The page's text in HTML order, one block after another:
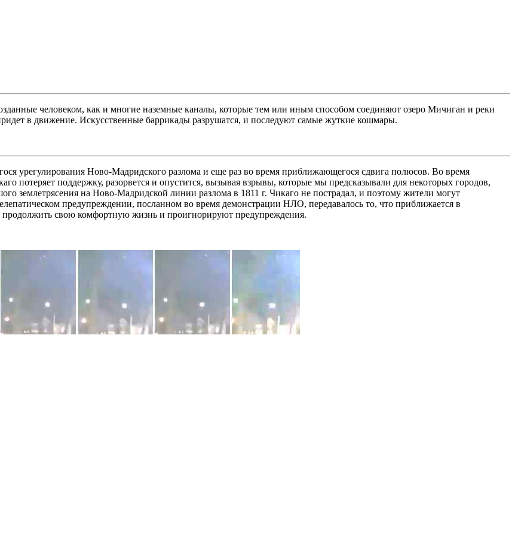
человеком, как и многие наземные каналы, которые тем или иным способом соединяют озеро Мичиган и реки
в движение. Искусственные баррикады разрушатся, и последуют самые жуткие кошмары.
урегулирования Ново-Мадридского разлома и еще раз во время приближающегося сдвига полюсов. Во время
потеряет поддержку, разорвется и опустится, вызывая взрывы, которые мы предсказывали для некоторых городов,
землетрясения на Ново-Мадридской линии разлома в 1811 г. Чикаго не пострадал, и поэтому жители могут
предупреждении, посланном во время демонстрации НЛО, передавалось то, что приближается в
продолжить свою комфортную жизнь и проигнорируют предупреждения.